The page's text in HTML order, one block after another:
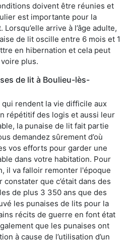
doivent être réunies et
est importante pour la
arrive à l’âge adulte,
de lit oscille entre 6 mois et 1
en hibernation et cela peut
plus.
de lit à Boulieu-lès-
rendent la vie difficile aux
répétitif des logis et aussi leur
la punaise de lit fait partie
demandez sûrement d’où
vos efforts pour garder une
dans votre habitation. Pour
il va falloir remonter l'époque
que c’était dans des
de plus 3 350 ans que des
les punaises de lits pour la
récits de guerre en font état
que les punaises ont
à cause de l’utilisation d’un